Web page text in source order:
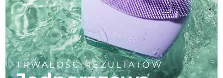
TRWAŁOŚĆ REZULTATÓW